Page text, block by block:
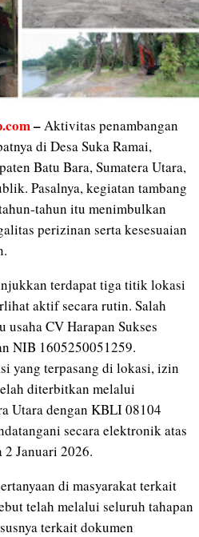
–Aktivitas penambangan
di Desa Suka Ramai,
Batu Bara, Sumatera Utara,
Pasalnya, kegiatan tambang
tahun itu menimbulkan
perizinan serta kesesuaian
terdapat tiga titik lokasi
aktif secara rutin. Salah
CV Harapan Sukses
NIB 1605250051259.
yang terpasang di lokasi, izin
diterbitkan melalui
Utara dengan KBLI 08104
secara elektronik atas
2 Januari 2026.
di masyarakat terkait
telah melalui seluruh tahapan
terkait dokumen